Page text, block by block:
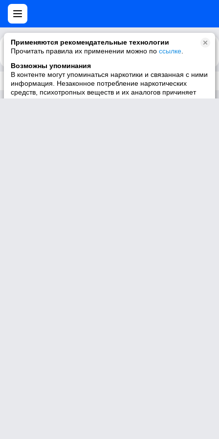
Применяются рекомендательные технологии
Прочитать правила их применении можно по ссылке
Возможны упоминания
В контенте могут упоминаться наркотики и связанная с ними
информация. Незаконное потребление наркотических
средств, психотропных веществ и их аналогов причиняет
Каталог Рекомендации
Трек не существует